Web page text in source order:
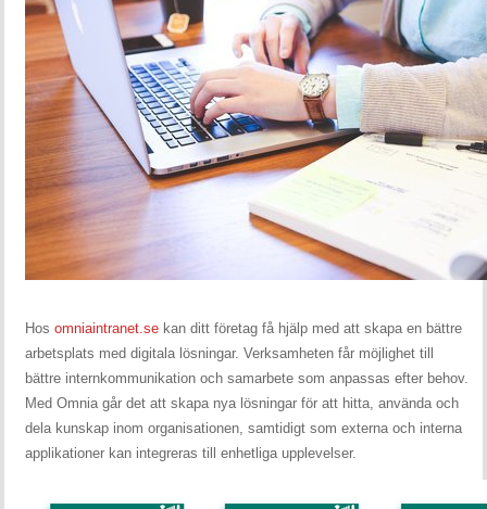
Hosomniaintranet.se kan ditt företag få hjälp med att skapa en bättre
arbetsplats med digitala lösningar. Verksamheten får möjlighet till
bättre internkommunikation och samarbete som anpassas efter behov.
Med Omnia går det att skapa nya lösningar för att hitta, använda och
dela kunskap inom organisationen, samtidigt som externa och interna
applikationer kan integreras till enhetliga upplevelser.